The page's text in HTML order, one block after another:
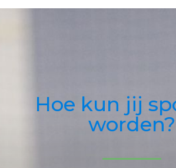
Hoe kun jij
worden?